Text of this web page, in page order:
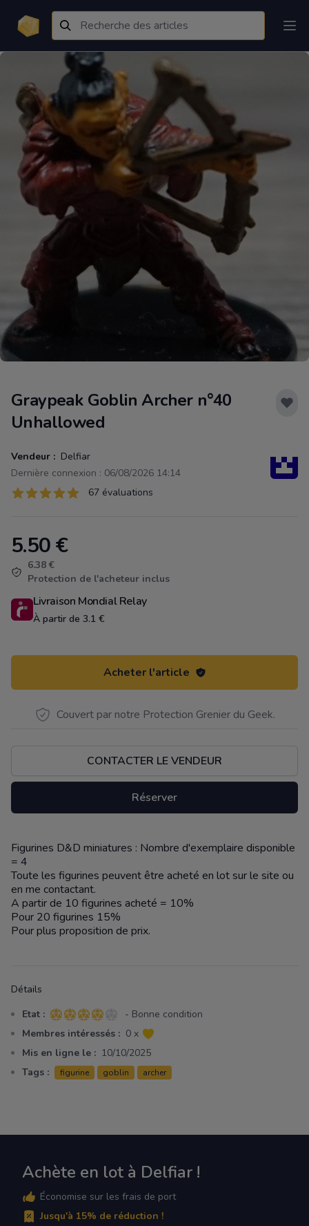
Graypeak Goblin Archer n°40
Unhallowed
Vendeur : Delfiar
Dernière connexion : 06/08/2026 14:14
Évaluations
67 sur 5 étoiles 67 évaluations
Product information
5.50€
6.38 €
Protection de l'acheteur inclus
Livraison Mondial Relay
À partir de 3.1 €
Acheter l'article
Couvert par notre Protection Grenier du Geek.
CONTACTER LE VENDEUR
Réserver
Description
Figurines D&D miniatures : Nombre d'exemplaire disponible
= 4
Toute les figurines peuvent être acheté en lot sur le site ou
en me contactant.
A partir de 10 figurines acheté = 10%
Pour 20 figurines 15%
Pour plus proposition de prix.
Détails
Etat : 4 sur 5 étoiles
- Bonne condition
Membres intéressés : 0 x
Mis en ligne le : 10/10/2025
Tags :
figurine goblin archer
Achète en lot à Delfiar !
Économise sur les frais de port
Jusqu'à 15% de réduction !